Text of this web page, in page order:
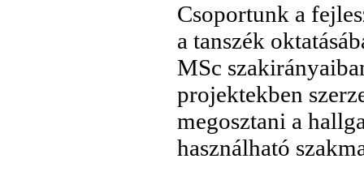
Csoportunk a
a tanszék
MSc
projektekben
megosztani a
használható